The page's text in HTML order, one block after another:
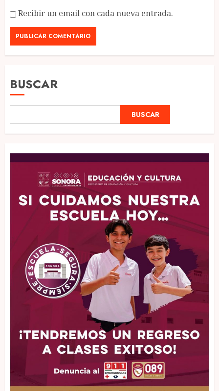
Recibir un email con cada nueva entrada.
BUSCAR
BUSCAR